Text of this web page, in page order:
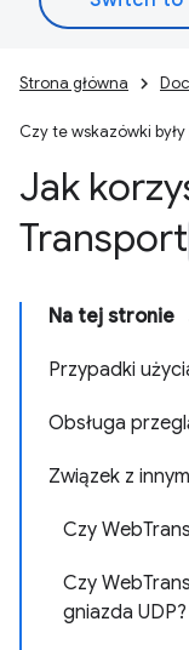
Strona główna
Czy te wskazówki
Jak
Transport
Na tej stronie
Przypadki
Obsługa
Związek z
Czy
Czy
gniazda UDP?